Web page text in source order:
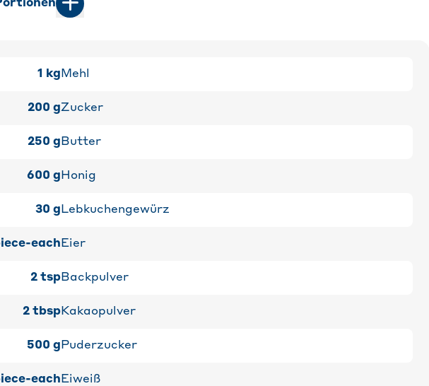
1 kg Mehl
200 gZucker
250 g Butter
600 g Honig
30 g Lebkuchengewürz
each Eier
2 tspBackpulver
2 tbspKakaopulver
500 g Puderzucker
each Eiweiß